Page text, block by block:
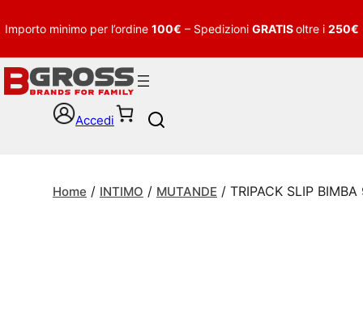
Importo minimo per l’ordine 100€ – Spedizioni GRATISoltre i 250€
Accedi
c
Home / INTIMO / MUTANDE / TRIPACK SLIP